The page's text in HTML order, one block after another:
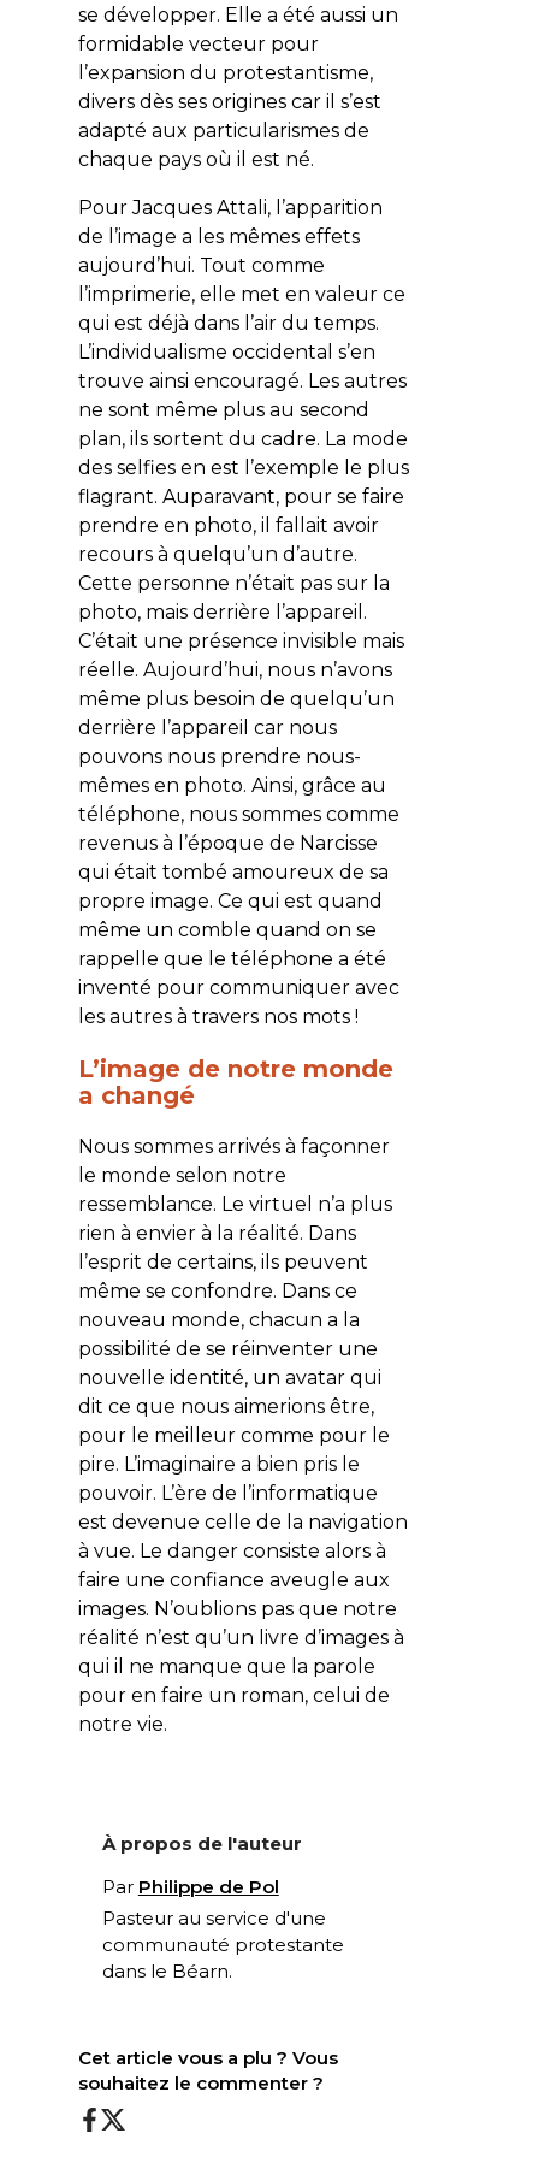
se développer. Elle a été aussi un
formidable vecteur pour
l’expansion du protestantisme,
divers dès ses origines car il s’est
adapté aux particularismes de
chaque pays où il est né.
Pour Jacques Attali, l’apparition
de l’image a les mêmes effets
aujourd’hui. Tout comme
l’imprimerie, elle met en valeur ce
qui est déjà dans l’air du temps.
L’individualisme occidental s’en
trouve ainsi encouragé. Les autres
ne sont même plus au second
plan, ils sortent du cadre. La mode
des selfiesen est l’exemple le plus
flagrant. Auparavant, pour se faire
prendre en photo, il fallait avoir
recours à quelqu’un d’autre.
Cette personne n’était pas sur la
photo, mais derrière l’appareil.
C’était une présence invisible mais
réelle. Aujourd’hui, nous n’avons
même plus besoin de quelqu’un
derrière l’appareil car nous
pouvons nous prendre nous-
mêmes en photo. Ainsi, grâce au
téléphone, nous sommes comme
revenus à l’époque de Narcisse
qui était tombé amoureux de sa
propre image. Ce qui est quand
même un comble quand on se
rappelle que le téléphone a été
inventé pour communiquer avec
les autres à travers nos mots !
L’image de notre monde
a changé
Nous sommes arrivés à façonner
le monde selon notre
ressemblance. Le virtuel n’a plus
rien à envier à la réalité. Dans
l’esprit de certains, ils peuvent
même se confondre. Dans ce
nouveau monde, chacun a la
possibilité de se réinventer une
nouvelle identité, un avatar qui
dit ce que nous aimerions être,
pour le meilleur comme pour le
pire. L’imaginaire a bien pris le
pouvoir. L’ère de l’informatique
est devenue celle de la navigation
à vue. Le danger consiste alors à
faire une confiance aveugle aux
images. N’oublions pas que notre
réalité n’est qu’un livre d’images à
qui il ne manque que la parole
pour en faire un roman, celui de
notre vie.
À propos de l'auteur
Par Philippe de Pol
Pasteur au service d'une
communauté protestante
dans le Béarn.
Cet article vous a plu ? Vous
souhaitez le commenter ?